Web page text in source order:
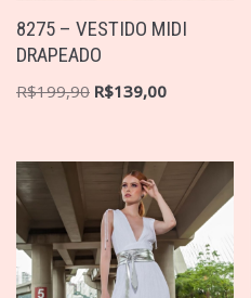
8275 – VESTIDO MIDI
DRAPEADO
R$199,90 R$139,00